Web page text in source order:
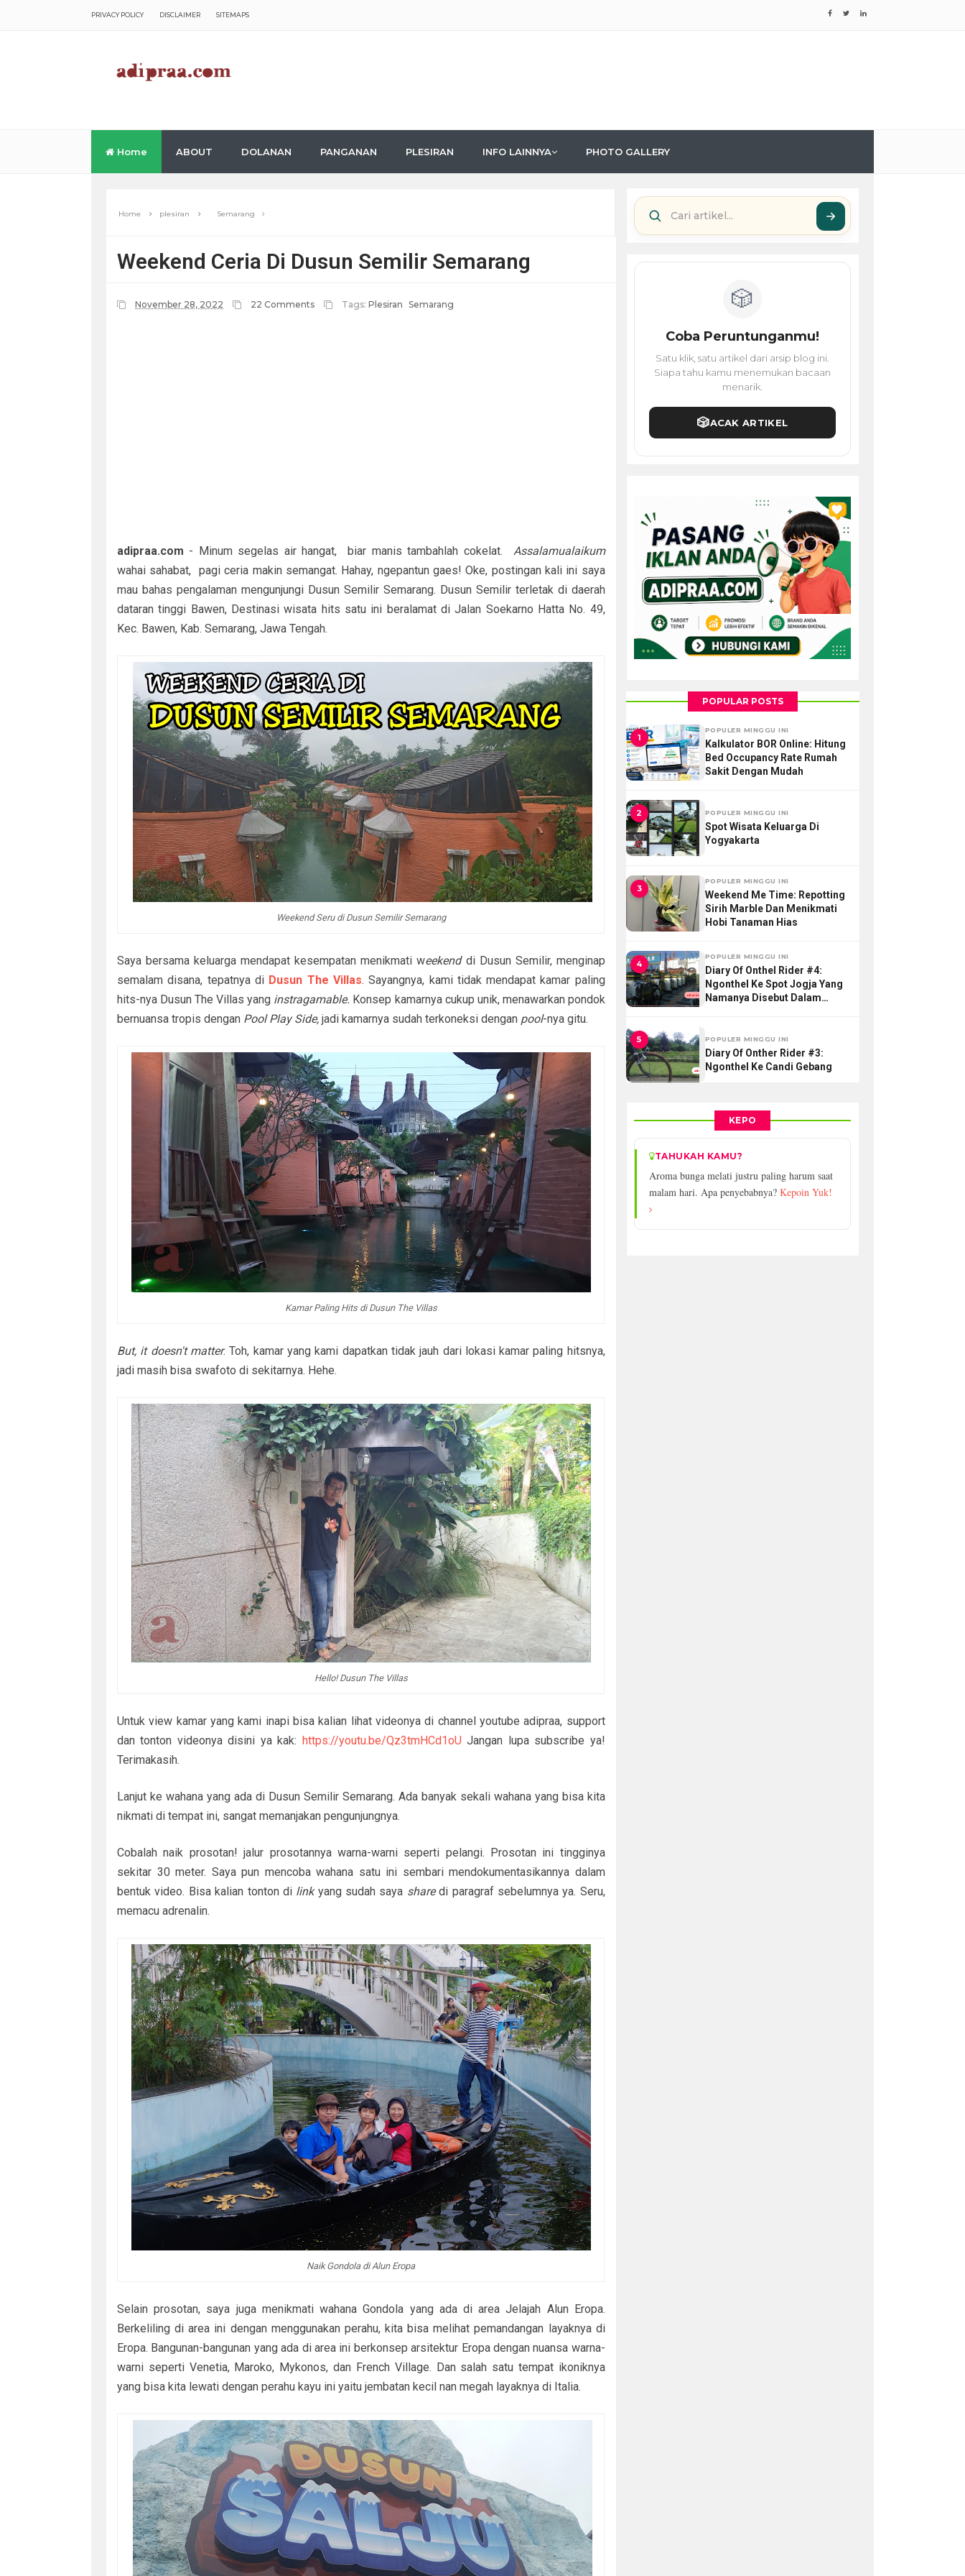
PRIVACY POLICY DISCLAIMER SITEMAPS
Home ABOUT DOLANAN PANGANAN PLESIRAN INFO LAINNYA PHOTO GALLERY
Home plesiran Semarang
Weekend Ceria Di Dusun Semilir Semarang
November 28, 2022 22 Comments Tags: Plesiran Semarang
adipraa.com - Minum segelas air hangat, biar manis tambahlah cokelat. Assalamualaikum
wahai sahabat, pagi ceria makin semangat. Hahay, ngepantun gaes! Oke, postingan kali ini saya
mau bahas pengalaman mengunjungi Dusun Semilir Semarang. Dusun Semilir terletak di daerah
dataran tinggi Bawen, Destinasi wisata hits satu ini beralamat di Jalan Soekarno Hatta No. 49,
Kec. Bawen, Kab. Semarang, Jawa Tengah.
Weekend Seru di Dusun Semilir Semarang
Saya bersama keluarga mendapat kesempatan menikmati weekenddi Dusun Semilir, menginap
semalam disana, tepatnya di Dusun The Villas. Sayangnya, kami tidak mendapat kamar paling
hits-nya Dusun The Villas yang instragamable. Konsep kamarnya cukup unik, menawarkan pondok
bernuansa tropis dengan Pool Play Side, jadi kamarnya sudah terkoneksi dengan pool-nya gitu.
Kamar Paling Hits di Dusun The Villas
But, it doesn't matter. Toh, kamar yang kami dapatkan tidak jauh dari lokasi kamar paling hitsnya,
jadi masih bisa swafoto di sekitarnya. Hehe.
Hello! Dusun The Villas
Untuk view kamar yang kami inapi bisa kalian lihat videonya di channel youtube adipraa, support
dan tonton videonya disini ya kak: https://youtu.be/Qz3tmHCd1oUJangan lupa subscribe ya!
Terimakasih.
Lanjut ke wahana yang ada di Dusun Semilir Semarang. Ada banyak sekali wahana yang bisa kita
nikmati di tempat ini, sangat memanjakan pengunjungnya.
Cobalah naik prosotan! jalur prosotannya warna-warni seperti pelangi. Prosotan ini tingginya
sekitar 30 meter. Saya pun mencoba wahana satu ini sembari mendokumentasikannya dalam
bentuk video. Bisa kalian tonton di linkyang sudah saya sharedi paragraf sebelumnya ya. Seru,
memacu adrenalin.
Naik Gondola di Alun Eropa
Selain prosotan, saya juga menikmati wahana Gondola yang ada di area Jelajah Alun Eropa.
Berkeliling di area ini dengan menggunakan perahu, kita bisa melihat pemandangan layaknya di
Eropa. Bangunan-bangunan yang ada di area ini berkonsep arsitektur Eropa dengan nuansa warna-
warni seperti Venetia, Maroko, Mykonos, dan French Village. Dan salah satu tempat ikoniknya
yang bisa kita lewati dengan perahu kayu ini yaitu jembatan kecil nan megah layaknya di Italia.
🎲
Coba Peruntunganmu!
Satu klik, satu artikel dari arsip blog ini.
Siapa tahu kamu menemukan bacaan
menarik.
🎲ACAK ARTIKEL
POPULAR POSTS
1
POPULER MINGGU INI
Kalkulator BOR Online: Hitung
Bed Occupancy Rate Rumah
Sakit Dengan Mudah
2 POPULER MINGGU INI
Spot Wisata Keluarga Di
Yogyakarta
3
POPULER MINGGU INI
Weekend Me Time: Repotting
Sirih Marble Dan Menikmati
Hobi Tanaman Hias
4
POPULER MINGGU INI
Diary Of Onthel Rider #4:
Ngonthel Ke Spot Jogja Yang
Namanya Disebut Dalam
5 POPULER MINGGU INI
Diary Of Onther Rider #3:
Ngonthel Ke Candi Gebang
KEPO
TAHUKAH KAMU?
Aroma bunga melati justru paling harum saat
malam hari. Apa penyebabnya?Kepoin Yuk!